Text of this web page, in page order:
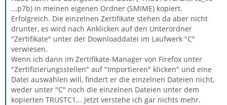
...p7b) in meinen eigenen Ordner (SMIME) kopiert.
Erfolgreich. Die einzelnen Zertifikate stehen da aber nicht
drunter, es wird nach Anklicken auf den Unterordner
"Zertifikate" unter der Downloaddatei im Laufwerk "C"
verwiesen.
Wenn ich dann im Zertifikate-Manager von Firefox unter
"Zertifizierungsstellen" auf "Importieren" klicken" und eine
Datei auswählen will, findert er die einzelnen Dateien nicht,
weder unter "C" noch die einzelnen Dateien unter dem
kopierten TRUSTC1... Jetzt verstehe ich gar nichts mehr.